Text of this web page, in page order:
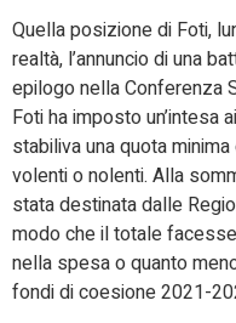
Quella posizione di Foti,
realtà, l’annuncio di una
epilogo nella Conferenza
Foti ha imposto un’intesa
stabiliva una quota
volenti o nolenti. Alla
stata destinata dalle
modo che il totale
nella spesa o quanto
fondi di coesione 2021-